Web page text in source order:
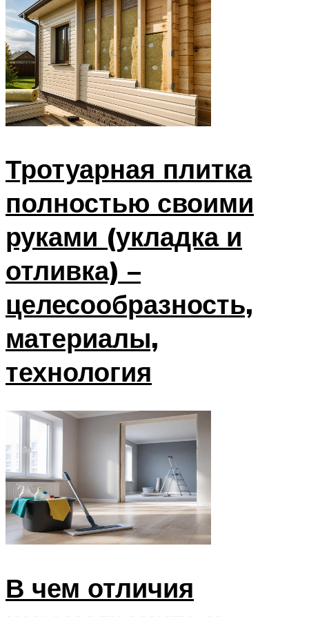
Тротуарная плитка
полностью своими
руками (укладка и
отливка) –
целесообразность,
материалы,
технология
В чем отличия